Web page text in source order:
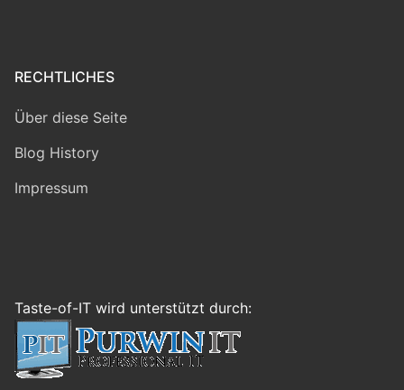
RECHTLICHES
Über diese Seite
Blog History
Impressum
Taste-of-IT wird unterstützt durch: